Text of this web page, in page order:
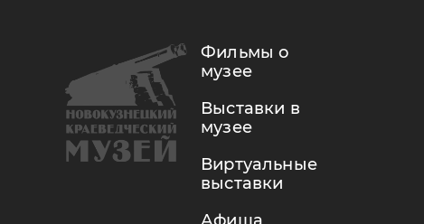
Фильмы о
музее
Выставки в
музее
Виртуальные
выставки